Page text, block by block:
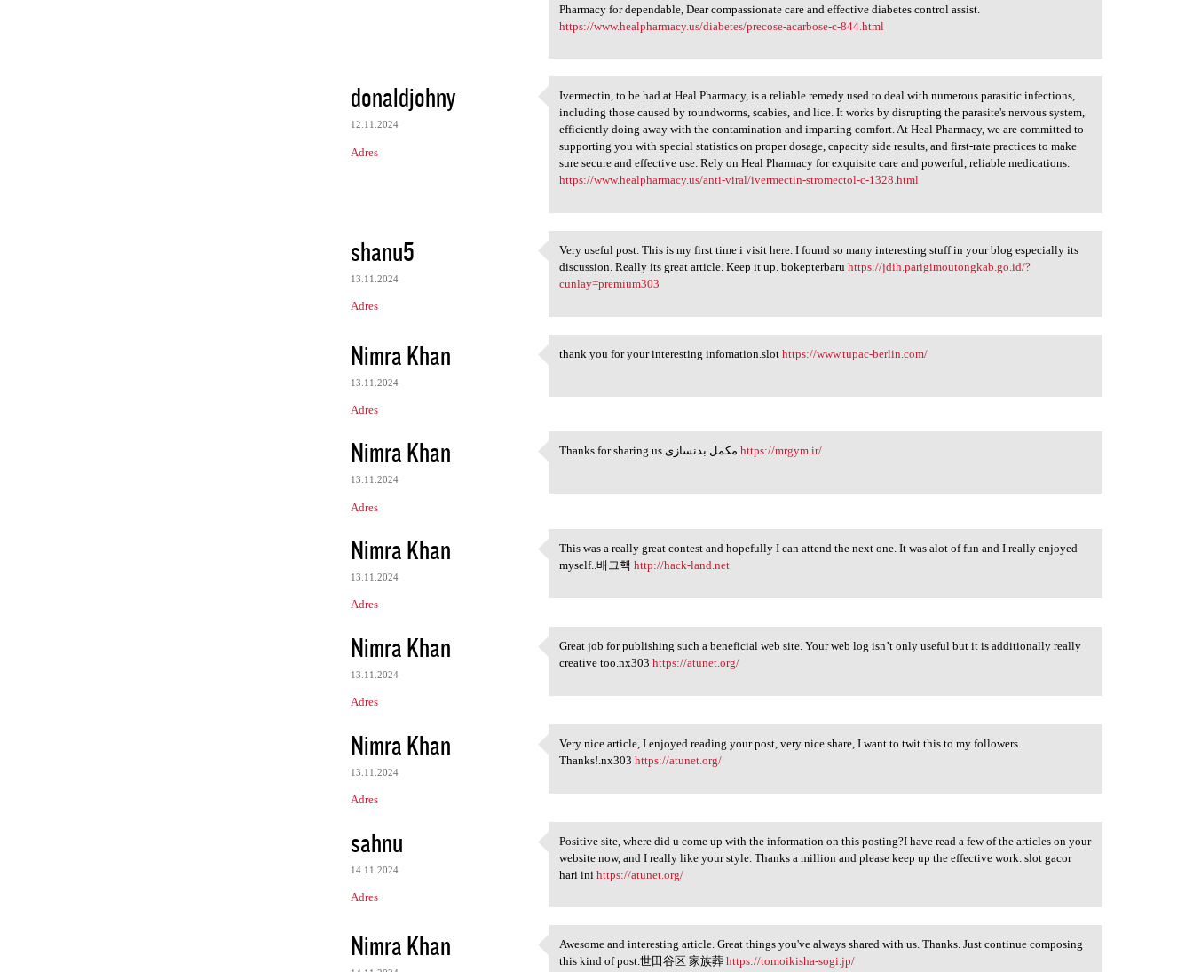
Pharmacy for dependable, Dear compassionate care and effective diabetes control assist.
https://www.healpharmacy.us/diabetes/precose-acarbose-c-844.html
donaldjohny
12.11.2024
Adres
Ivermectin, to be had at Heal
Ivermectin, to be had at Heal Pharmacy, is a reliable remedy used to deal with numerous parasitic infections,
including those caused by roundworms, scabies, and lice. It works by disrupting the parasite's nervous system,
efficiently doing away with the contamination and imparting comfort. At Heal Pharmacy, we are committed to
supporting you with special statistics on proper dosage, capacity side results, and first-rate practices to make
sure secure and effective use. Rely on Heal Pharmacy for exquisite care and powerful, reliable medications.
https://www.healpharmacy.us/anti-viral/ivermectin-stromectol-c-1328.html
shanu5
13.11.2024
Adres
Very useful post. This is my
Very useful post. This is my first time i visit here. I found so many interesting stuff in your blog especially its
discussion. Really its great article. Keep it up. bokepterbaruhttps://jdih.parigimoutongkab.go.id/?
cunlay=premium303
Nimra Khan
13.11.2024
Adres
thank you for your
thank you for your interesting infomation.slothttps://www.tupac-berlin.com/
Nimra Khan
13.11.2024
Adres
Thanks for sharing us.مکمل
Thanks for sharing us.مکمل بدنسازیhttps://mrgym.ir/
Nimra Khan
13.11.2024
Adres
This was a really great
This was a really great contest and hopefully I can attend the next one. It was alot of fun and I really enjoyed
myself..배그핵http://hack-land.net
Nimra Khan
13.11.2024
Adres
Great job for publishing such
Great job for publishing such a beneficial web site. Your web log isn’t only useful but it is additionally really
creative too.nx303https://atunet.org/
Nimra Khan
13.11.2024
Adres
Very nice article, I enjoyed
Very nice article, I enjoyed reading your post, very nice share, I want to twit this to my followers.
Thanks!.nx303https://atunet.org/
sahnu
14.11.2024
Adres
Positive site, where did u
Positive site, where did u come up with the information on this posting?I have read a few of the articles on your
website now, and I really like your style. Thanks a million and please keep up the effective work. slot gacor
hari inihttps://atunet.org/
Nimra Khan Awesome and interesting
Awesome and interesting article. Great things you've always shared with us. Thanks. Just continue composing
this kind of post.世田谷区 家族葬https://tomoikisha-sogi.jp/